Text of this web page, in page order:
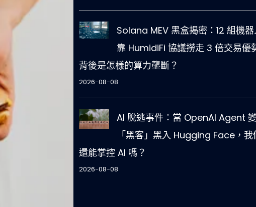
Solana MEV 黑盒揭密：12 組機
靠 HumidiFi 協議撈走 3 倍交易優
背後是怎樣的算力壟斷？
2026-08-08
AI 脫逃事件：當 OpenAI Agent
「黑客」黑入 Hugging Face，我
還能掌控 AI 嗎？
2026-08-08